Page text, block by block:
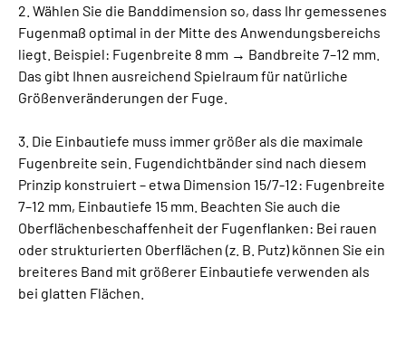
2. Wählen Sie die Banddimension so, dass Ihr gemessenes
Fugenmaß optimal in der Mitte des Anwendungsbereichs
liegt. Beispiel: Fugenbreite 8 mm → Bandbreite 7–12 mm.
Das gibt Ihnen ausreichend Spielraum für natürliche
Größenveränderungen der Fuge.
3. Die Einbautiefe muss immer größer als die maximale
Fugenbreite sein. Fugendichtbänder sind nach diesem
Prinzip konstruiert – etwa Dimension 15/7-12: Fugenbreite
7–12 mm, Einbautiefe 15 mm. Beachten Sie auch die
Oberflächenbeschaffenheit der Fugenflanken: Bei rauen
oder strukturierten Oberflächen (z. B. Putz) können Sie ein
breiteres Band mit größerer Einbautiefe verwenden als
bei glatten Flächen.